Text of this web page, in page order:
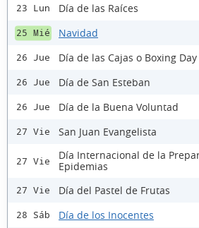
23 Lun Día de las Raíces
25 Mié Navidad
26 Jue Día de las Cajas o Boxing Day
26 Jue Día de San Esteban
26 Jue Día de la Buena Voluntad
27 Vie San Juan Evangelista
27 Vie
Día Internacional de la
Epidemias
27 Vie Día del Pastel de Frutas
28 Sáb Día de los Inocentes